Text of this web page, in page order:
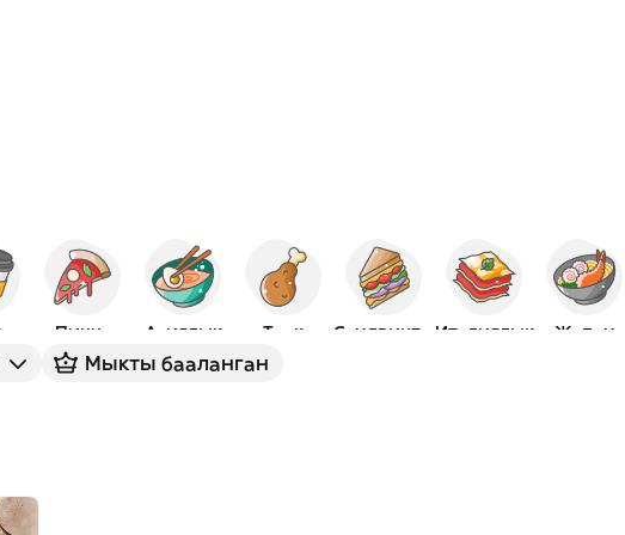
Пицца Азиялык Тоок Сэндвичтер Италиялык Жапон
Мыкты бааланган